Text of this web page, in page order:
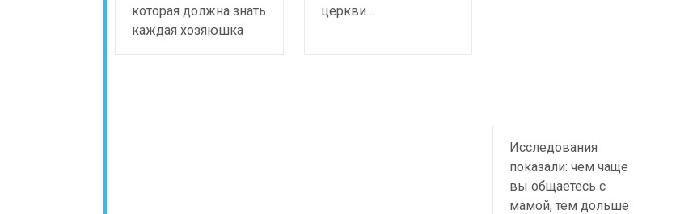
которая должна знать
каждая хозяюшка
церкви…
Исследования
показали: чем чаще
вы общаетесь с
мамой, тем дольше